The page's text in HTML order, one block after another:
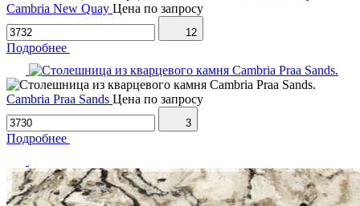
Cambria New Quay Цена по запросу
12
Подробнее
Cambria Praa Sands Цена по запросу
3
Подробнее